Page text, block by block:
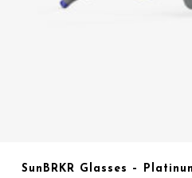
SunBRKR Glasses –